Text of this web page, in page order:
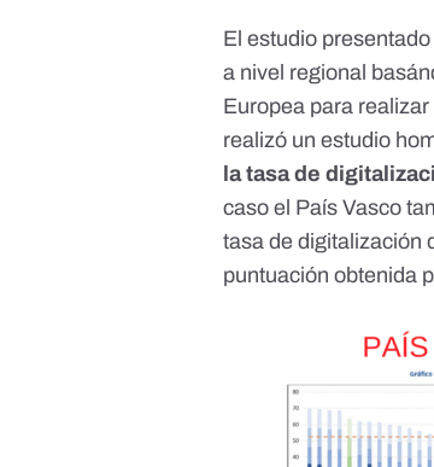
El estudio
a nivel regional
Europea para
realizó un estudio
la tasa de
caso el País Vasco
tasa de digitalización
puntuación obtenida